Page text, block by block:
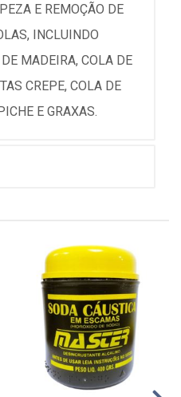
E REMOÇÃO DE
INCLUINDO
MADEIRA, COLA DE
CREPE, COLA DE
E GRAXAS.